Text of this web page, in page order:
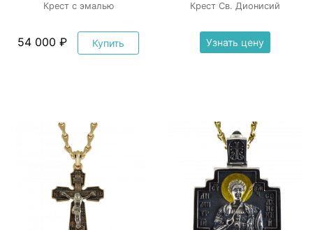
Крест с эмалью
54 000 ₽ Купить
Крест Св. Дионисий
Узнать цену